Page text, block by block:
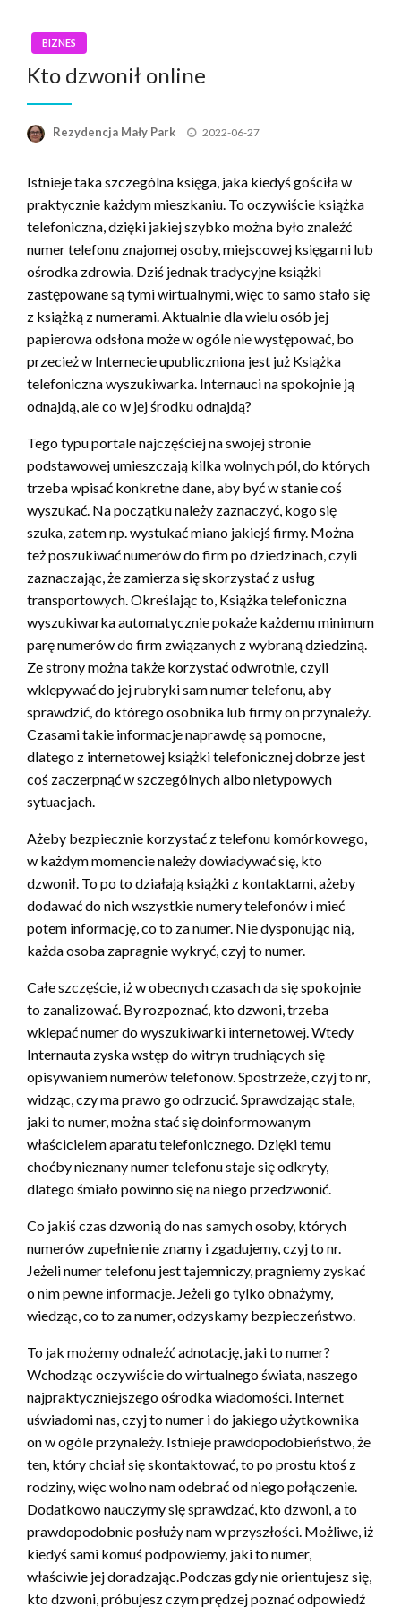
BIZNES
Kto dzwonił online
Rezydencja Mały Park
Opublikowane
2022-06-27
Istnieje taka szczególna księga, jaka kiedyś gościła w
praktycznie każdym mieszkaniu. To oczywiście książka
telefoniczna, dzięki jakiej szybko można było znaleźć
numer telefonu znajomej osoby, miejscowej księgarni lub
ośrodka zdrowia. Dziś jednak tradycyjne książki
zastępowane są tymi wirtualnymi, więc to samo stało się
z książką z numerami. Aktualnie dla wielu osób jej
papierowa odsłona może w ogóle nie występować, bo
przecież w Internecie upubliczniona jest już Książka
telefoniczna wyszukiwarka. Internauci na spokojnie ją
odnajdą, ale co w jej środku odnajdą?
Tego typu portale najczęściej na swojej stronie
podstawowej umieszczają kilka wolnych pól, do których
trzeba wpisać konkretne dane, aby być w stanie coś
wyszukać. Na początku należy zaznaczyć, kogo się
szuka, zatem np. wystukać miano jakiejś firmy. Można
też poszukiwać numerów do firm po dziedzinach, czyli
zaznaczając, że zamierza się skorzystać z usług
transportowych. Określając to, Książka telefoniczna
wyszukiwarka automatycznie pokaże każdemu minimum
parę numerów do firm związanych z wybraną dziedziną.
Ze strony można także korzystać odwrotnie, czyli
wklepywać do jej rubryki sam numer telefonu, aby
sprawdzić, do którego osobnika lub firmy on przynależy.
Czasami takie informacje naprawdę są pomocne,
dlatego z internetowej książki telefonicznej dobrze jest
coś zaczerpnąć w szczególnych albo nietypowych
sytuacjach.
Ażeby bezpiecznie korzystać z telefonu komórkowego,
w każdym momencie należy dowiadywać się, kto
dzwonił. To po to działają książki z kontaktami, ażeby
dodawać do nich wszystkie numery telefonów i mieć
potem informację, co to za numer. Nie dysponując nią,
każda osoba zapragnie wykryć, czyj to numer.
Całe szczęście, iż w obecnych czasach da się spokojnie
to zanalizować. By rozpoznać, kto dzwoni, trzeba
wklepać numer do wyszukiwarki internetowej. Wtedy
Internauta zyska wstęp do witryn trudniących się
opisywaniem numerów telefonów. Spostrzeże, czyj to nr,
widząc, czy ma prawo go odrzucić. Sprawdzając stale,
jaki to numer, można stać się doinformowanym
właścicielem aparatu telefonicznego. Dzięki temu
choćby nieznany numer telefonu staje się odkryty,
dlatego śmiało powinno się na niego przedzwonić.
Co jakiś czas dzwonią do nas samych osoby, których
numerów zupełnie nie znamy i zgadujemy, czyj to nr.
Jeżeli numer telefonu jest tajemniczy, pragniemy zyskać
o nim pewne informacje. Jeżeli go tylko obnażymy,
wiedząc, co to za numer, odzyskamy bezpieczeństwo.
To jak możemy odnaleźć adnotację, jaki to numer?
Wchodząc oczywiście do wirtualnego świata, naszego
najpraktyczniejszego ośrodka wiadomości. Internet
uświadomi nas, czyj to numer i do jakiego użytkownika
on w ogóle przynależy. Istnieje prawdopodobieństwo, że
ten, który chciał się skontaktować, to po prostu ktoś z
rodziny, więc wolno nam odebrać od niego połączenie.
Dodatkowo nauczymy się sprawdzać, kto dzwoni, a to
prawdopodobnie posłuży nam w przyszłości. Możliwe, iż
kiedyś sami komuś podpowiemy, jaki to numer,
właściwie jej doradzając.Podczas gdy nie orientujesz się,
kto dzwoni, próbujesz czym prędzej poznać odpowiedź